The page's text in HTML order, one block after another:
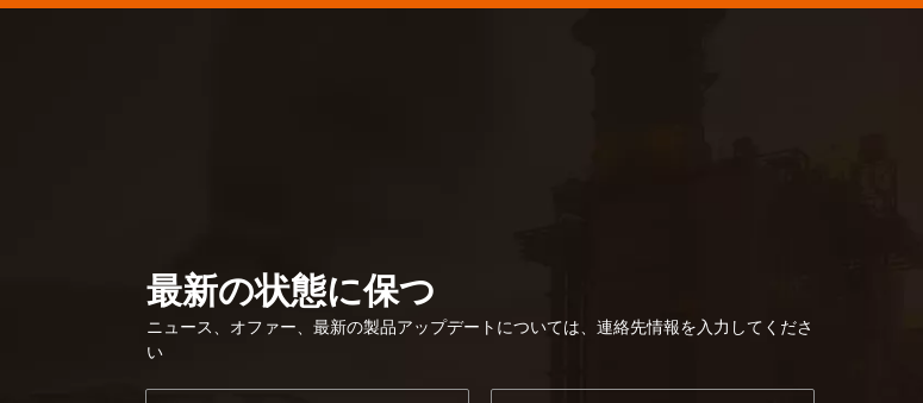
2023年のケルン見本市は、Kendoにとって古い
パートナーおよび友人の皆様に、素晴らしいニ
最新の状態に保つ
ニュース、オファー、最新の製品アップデートについては、連絡先情報を入力してくださ
い